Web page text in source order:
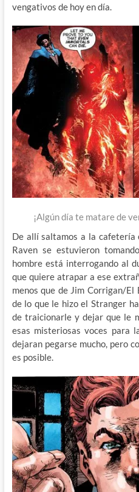
vengativos de hoy en día.
¡Algún día te matare de
De allí saltamos a la cafetería
Raven se estuvieron
hombre está interrogando al
que quiere atrapar a ese
menos que de Jim Corrigan/El
de lo que le hizo el Stranger
de traicionarle y dejar que le
esas misteriosas voces para
dejaran pegarse mucho, pero
es posible.